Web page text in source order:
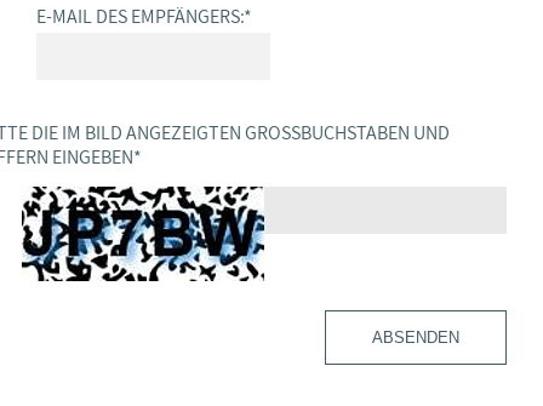
E-MAIL DES EMPFÄNGERS:*
DIE IM BILD ANGEZEIGTEN GROSSBUCHSTABEN UND Z
EINGEBEN *
ABSENDEN